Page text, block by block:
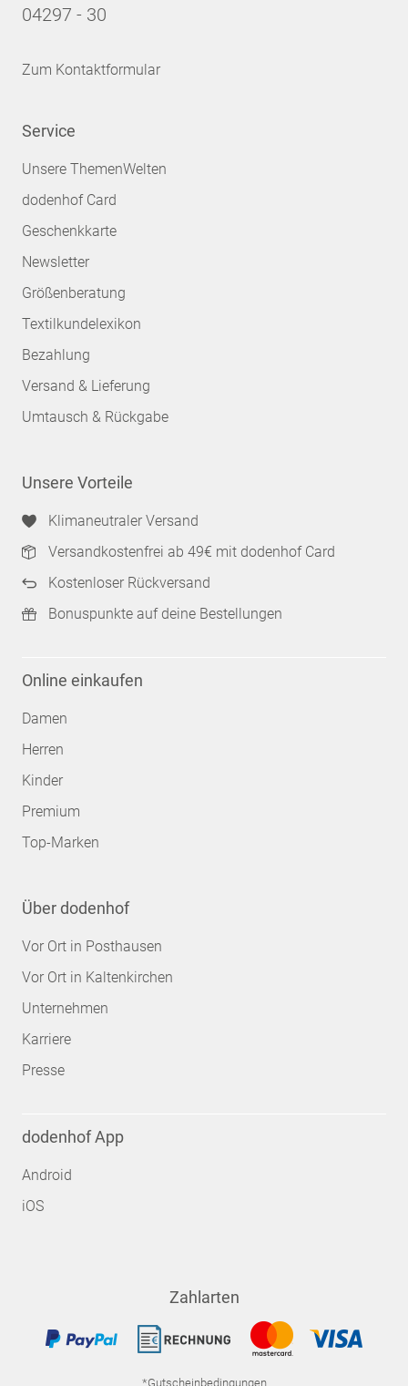
04297 - 30
Zum Kontaktformular
Service
Unsere ThemenWelten
dodenhof Card
Geschenkkarte
Newsletter
Größenberatung
Textilkundelexikon
Bezahlung
Versand & Lieferung
Umtausch & Rückgabe
Unsere Vorteile
Klimaneutraler Versand
Versandkostenfrei ab 49€ mit dodenhof Card
Kostenloser Rückversand
Bonuspunkte auf deine Bestellungen
Online einkaufen
Damen
Herren
Kinder
Premium
Top-Marken
Über dodenhof
Vor Ort in Posthausen
Vor Ort in Kaltenkirchen
Unternehmen
Karriere
Presse
dodenhof App
Android
iOS
Zahlarten
*Gutscheinbedingungen